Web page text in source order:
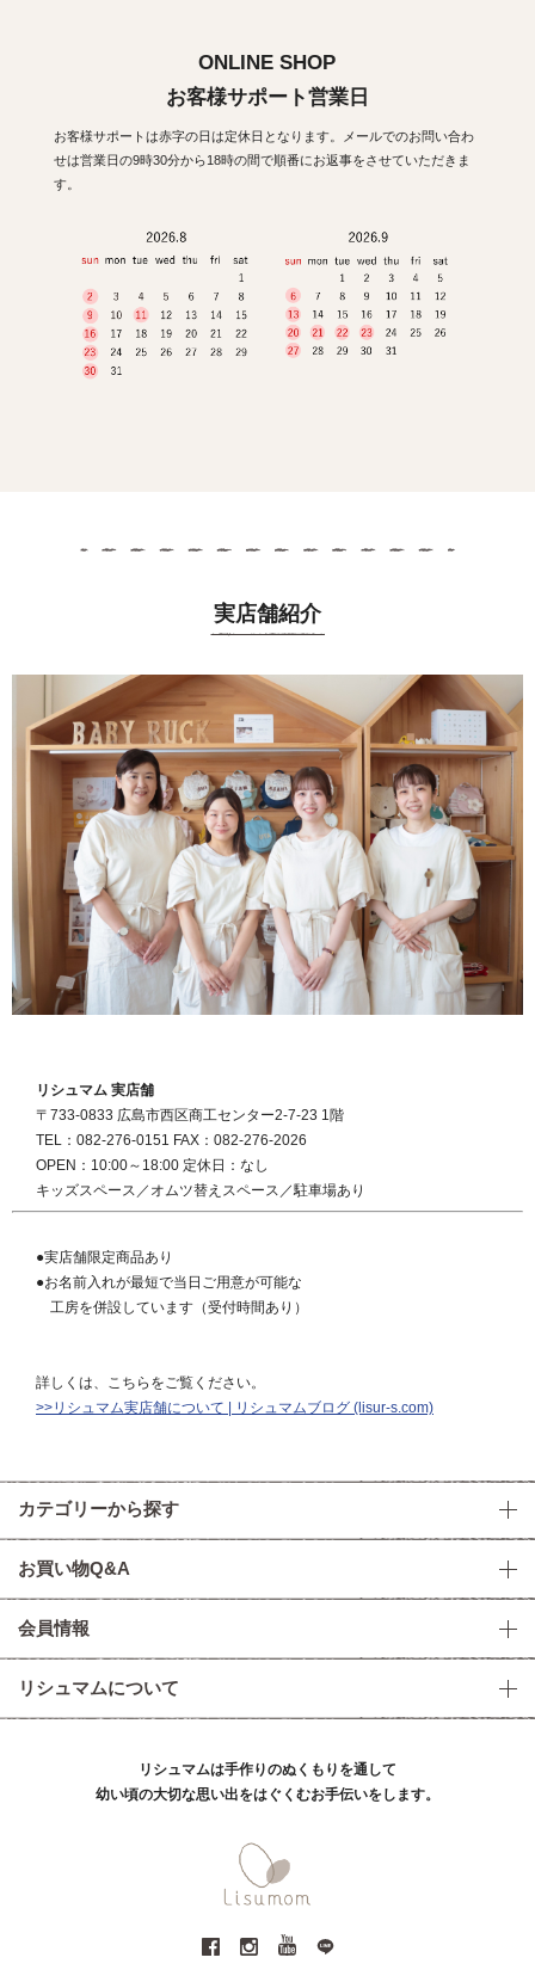
ONLINE SHOP
お客様サポート営業日
お客様サポートは赤字の日は定休日となります。メールでのお問い合わ
せは営業日の9時30分から18時の間で順番にお返事をさせていただきま
す。
実店舗紹介
リシュマム 実店舗
〒733-0833 広島市西区商工センター2-7-23 1階
TEL：082-276-0151 FAX：082-276-2026
OPEN：10:00～18:00 定休日：なし
キッズスペース／オムツ替えスペース／駐車場あり
●実店舗限定商品あり
●お名前入れが最短で当日ご用意が可能な
工房を併設しています（受付時間あり）
詳しくは、こちらをご覧ください。
>>リシュマム実店舗について | リシュマムブログ (lisur-s.com)
カテゴリーから探す
お買い物Q&A
会員情報
リシュマムについて
リシュマムは手作りのぬくもりを通して
幼い頃の大切な思い出をはぐくむお手伝いをします。